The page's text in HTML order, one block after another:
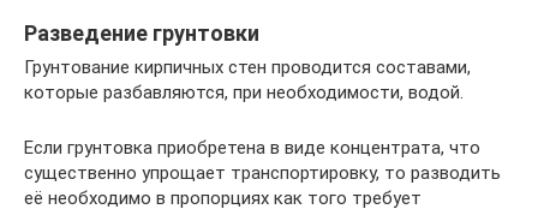
Разведение грунтовки
Грунтование кирпичных стен проводится составами,
которые разбавляются, при необходимости, водой.
Если грунтовка приобретена в виде концентрата, что
существенно упрощает транспортировку, то разводить
её необходимо в пропорциях как того требует